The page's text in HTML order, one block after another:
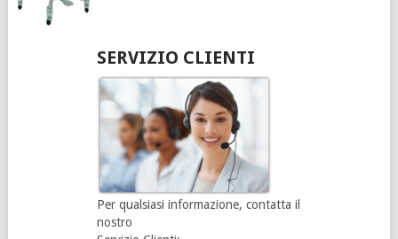
SERVIZIO CLIENTI
Per qualsiasi informazione, contatta il
nostro